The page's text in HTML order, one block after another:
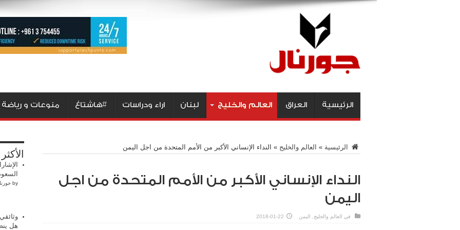
الرئيسية العراق العالم والخليج لبنان اراء ودراسات #هاشتاغ منوعات و رياضة
الرئيسية » العالم والخليج » النداء الإنساني الأكبر من الأمم المتحدة من اجل اليمن
النداء الإنساني الأكبر من الأمم المتحدة من اجل
اليمن
في العالم والخليج اليمن 2018-01-22
by
هل